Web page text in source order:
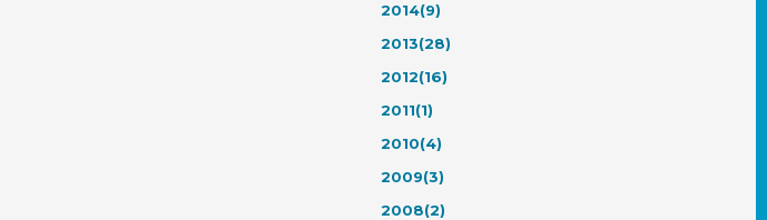
2014(9)
2013(28)
2012(16)
2011(1)
2010(4)
2009(3)
2008(2)